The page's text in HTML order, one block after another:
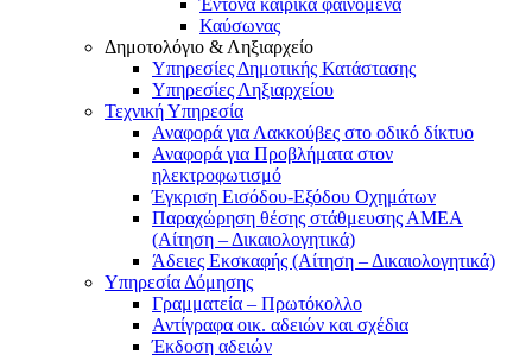
Καύσωνας
Δημοτολόγιο & Ληξιαρχείο
Υπηρεσίες Δημοτικής Κατάστασης
Υπηρεσίες Ληξιαρχείου
Τεχνική Υπηρεσία
Αναφορά για Λακκούβες στο οδικό δίκτυο
Αναφορά για Προβλήματα στον
ηλεκτροφωτισμό
Έγκριση Εισόδου-Εξόδου Οχημάτων
Παραχώρηση θέσης στάθμευσης ΑΜΕΑ
(Αίτηση – Δικαιολογητικά)
Άδειες Εκσκαφής (Αίτηση – Δικαιολογητικά)
Υπηρεσία Δόμησης
Γραμματεία – Πρωτόκολλο
Αντίγραφα οικ. αδειών και σχέδια
Έκδοση αδειών